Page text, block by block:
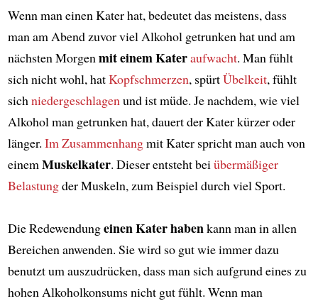
Wenn man einen Kater hat, bedeutet das meistens, dass
man am Abend zuvor viel Alkohol getrunken hat und am
nächsten Morgen mit einem Kateraufwacht. Man fühlt
sich nicht wohl, hatKopfschmerzen, spürtÜbelkeit, fühlt
sich niedergeschlagen und ist müde. Je nachdem, wie viel
Alkohol man getrunken hat, dauert der Kater kürzer oder
länger. Im Zusammenhangmit Kater spricht man auch von
einem Muskelkater. Dieser entsteht bei übermäßiger
Belastungder Muskeln, zum Beispiel durch viel Sport.
Die Redewendungeinen Kater habenkann man in allen
Bereichen anwenden. Sie wird so gut wie immer dazu
benutzt um auszudrücken, dass man sich aufgrund eines zu
hohen Alkoholkonsums nicht gut fühlt. Wenn man